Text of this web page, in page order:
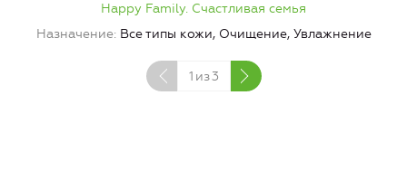
Happy Family. Счастливая семья
Назначение Все типы кожи, Очищение, Увлажнение
1 из3